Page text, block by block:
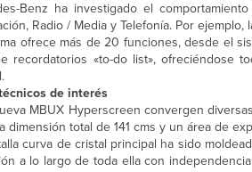
Benz ha investigado el
Radio / Media y Telefonía. Por
ofrece más de 20 funciones, desde el
recordatorios «to-do list», ofreciéndose
de interés
MBUX Hyperscreen convergen
dimensión total de 141 cms y un área de
curva de cristal principal ha sido
a lo largo de toda ella con